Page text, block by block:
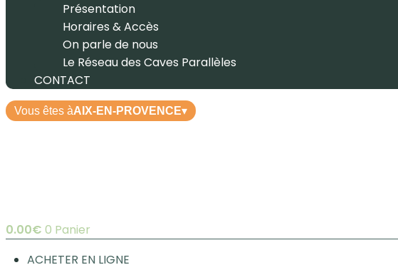
Présentation
Horaires & Accès
On parle de nous
Le Réseau des Caves Parallèles
CONTACT
Vous êtes àAIX-EN-PROVENCE▾
0.00€ 0 Panier
ACHETER EN LIGNE